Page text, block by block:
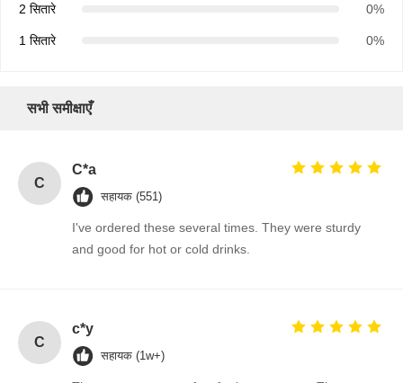
2 सितारे 0%
1 सितारे 0%
सभी समीक्षाएँ
C
C*a
सहायक (551)
I've ordered these several times. They were sturdy
and good for hot or cold drinks.
C
c*y
सहायक (1w+)